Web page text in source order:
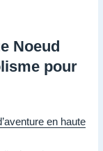
Noeud
pour
en haute